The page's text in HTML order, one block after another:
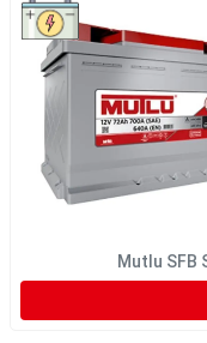
Mutlu SFB